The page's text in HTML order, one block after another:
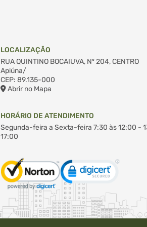
LOCALIZAÇÃO
RUA QUINTINO BOCAIUVA, Nº 204, CENTRO
Apiúna/
CEP: 89.135-000
Abrir no Mapa
HORÁRIO DE ATENDIMENTO
Segunda-feira a Sexta-feira 7:30 às 12:00 -
17:00